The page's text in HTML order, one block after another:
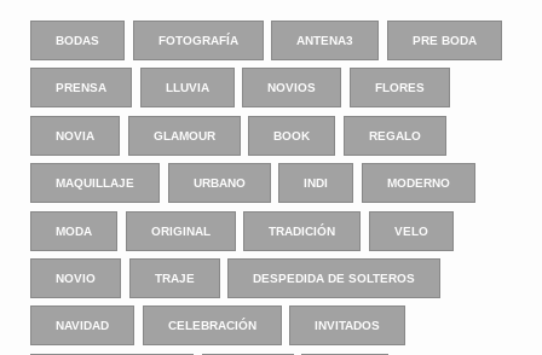
BODAS FOTOGRAFÍA ANTENA3 PRE BODA
PRENSA LLUVIA NOVIOS FLORES
NOVIA GLAMOUR BOOK REGALO
MAQUILLAJE URBANO INDI MODERNO
MODA ORIGINAL TRADICIÓN VELO
NOVIO TRAJE DESPEDIDA DE SOLTEROS
NAVIDAD CELEBRACIÓN INVITADOS